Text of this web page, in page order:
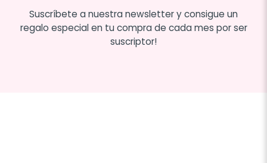
Suscríbete a nuestra newsletter y consigue un
regalo especial en tu compra de cada mes por ser
suscriptor!